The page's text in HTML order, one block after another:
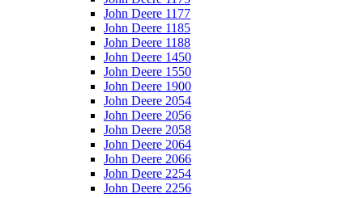
John Deere 1177
John Deere 1185
John Deere 1188
John Deere 1450
John Deere 1550
John Deere 1900
John Deere 2054
John Deere 2056
John Deere 2058
John Deere 2064
John Deere 2066
John Deere 2254
John Deere 2256